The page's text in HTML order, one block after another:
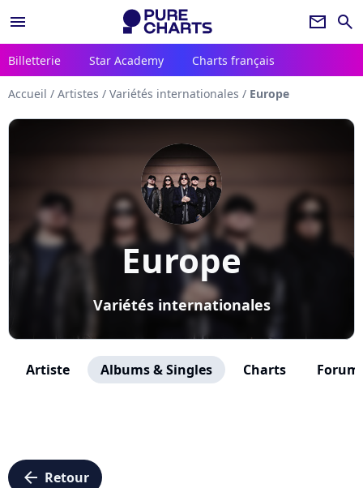
menu newsletter search
Billetterie Star Academy Charts français
Accueil / Artistes / Variétés internationales / Europe
Europe
Variétés internationales
Artiste Albums & Singles Charts
arrow_left Retour